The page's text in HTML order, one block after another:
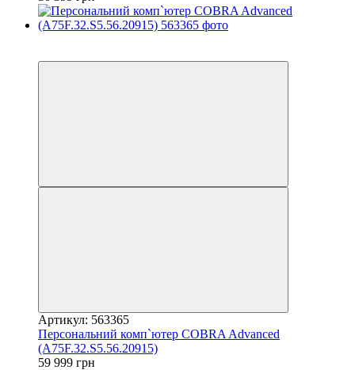
Артикул: 563365
Персональний комп`ютер COBRA Advanced
(A75F.32.S5.56.20915)
59 999 грн